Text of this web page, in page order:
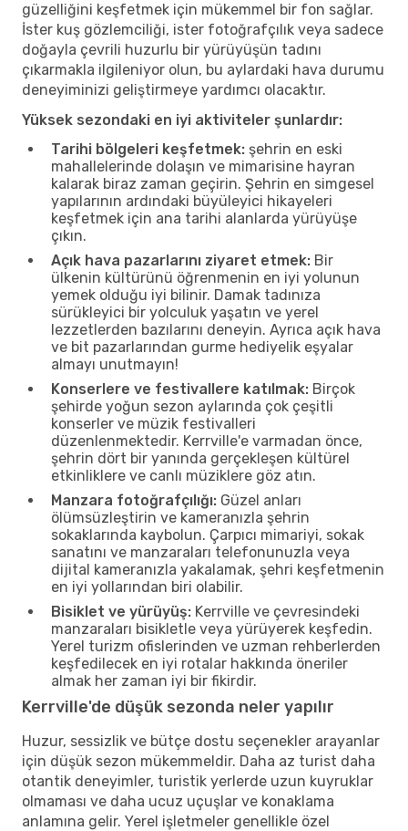
güzelliğini keşfetmek için mükemmel bir fon sağlar.
İster kuş gözlemciliği, ister fotoğrafçılık veya sadece
doğayla çevrili huzurlu bir yürüyüşün tadını
çıkarmakla ilgileniyor olun, bu aylardaki hava durumu
deneyiminizi geliştirmeye yardımcı olacaktır.
Yüksek sezondaki en iyi aktiviteler şunlardır:
Tarihi bölgeleri keşfetmek: şehrin en eski
mahallelerinde dolaşın ve mimarisine hayran
kalarak biraz zaman geçirin. Şehrin en simgesel
yapılarının ardındaki büyüleyici hikayeleri
keşfetmek için ana tarihi alanlarda yürüyüşe
çıkın.
Açık hava pazarlarını ziyaret etmek: Bir
ülkenin kültürünü öğrenmenin en iyi yolunun
yemek olduğu iyi bilinir. Damak tadınıza
sürükleyici bir yolculuk yaşatın ve yerel
lezzetlerden bazılarını deneyin. Ayrıca açık hava
ve bit pazarlarından gurme hediyelik eşyalar
almayı unutmayın!
Konserlere ve festivallere katılmak: Birçok
şehirde yoğun sezon aylarında çok çeşitli
konserler ve müzik festivalleri
düzenlenmektedir. Kerrville'e varmadan önce,
şehrin dört bir yanında gerçekleşen kültürel
etkinliklere ve canlı müziklere göz atın.
Manzara fotoğrafçılığı: Güzel anları
ölümsüzleştirin ve kameranızla şehrin
sokaklarında kaybolun. Çarpıcı mimariyi, sokak
sanatını ve manzaraları telefonunuzla veya
dijital kameranızla yakalamak, şehri keşfetmenin
en iyi yollarından biri olabilir.
Bisiklet ve yürüyüş: Kerrville ve çevresindeki
manzaraları bisikletle veya yürüyerek keşfedin.
Yerel turizm ofislerinden ve uzman rehberlerden
keşfedilecek en iyi rotalar hakkında öneriler
almak her zaman iyi bir fikirdir.
Kerrville'de düşük sezonda neler yapılır
Huzur, sessizlik ve bütçe dostu seçenekler arayanlar
için düşük sezon mükemmeldir. Daha az turist daha
otantik deneyimler, turistik yerlerde uzun kuyruklar
olmaması ve daha ucuz uçuşlar ve konaklama
anlamına gelir. Yerel işletmeler genellikle özel